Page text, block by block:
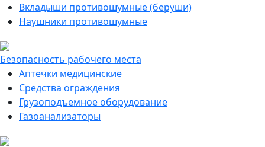
Вкладыши противошумные (беруши)
Наушники противошумные
Безопасность рабочего места
Аптечки медицинские
Средства ограждения
Грузоподъемное оборудование
Газоанализаторы